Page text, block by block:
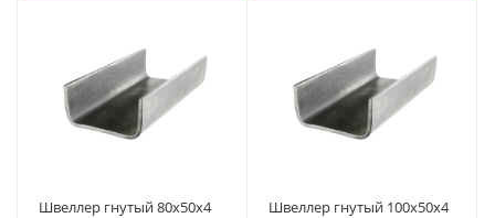
Швеллер гнутый 80х50х4
Швеллер гнутый 100х50х4